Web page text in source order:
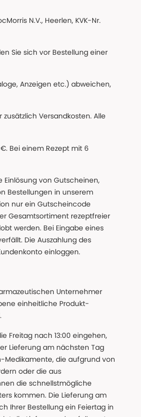
N.V., Heerlen, KVK-Nr.
Sie sich vor Bestellung einer
Anzeigen etc.) abweichen,
Versandkosten. Alle
Bei einem Rezept mit 6
von Gutscheinen,
Bestellungen in unserem
nur ein Gutscheincode
Gesamtsortiment rezeptfreier
werden. Bei Eingabe eines
Die Auszahlung des
einloggen.
Unternehmer
einheitliche Produkt-
Freitag nach 13:00 eingehen,
Lieferung am nächsten Tag
Medikamente, die aufgrund von
oder die aus
die schnellstmögliche
kommen. Die Lieferung am
Ihrer Bestellung ein Feiertag in